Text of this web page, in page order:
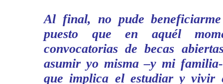
Al final, no pude
puesto que en aquél
convocatorias de becas
asumir yo misma –y mi
que implica el estudiar y vivir